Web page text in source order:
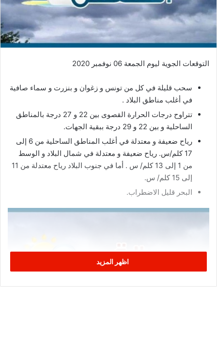
التوقعات الجوية ليوم الجمعة 06 نوفمبر 2020
سحب قليلة في كل من تونس و زغوان و بنزرت و سماء صافية
في أغلب مناطق البلاد .
تتراوح درجات الحرارة القصوى بين 22 و 27 درجة بالمناطق
الساحلية و بين 22 و 29 درجة ببقية الجهات.
رياح ضعيفة و معتدلة في أغلب المناطق الساحلية من 6 إلى
17 كلم/س. رياح ضعيفة و معتدلة في شمال البلاد و الوسط
من 1 إلى 13 كلم/ س . أما في جنوب البلاد رياح معتدلة من 11
إلى 15 كلم/ س.
البحر قليل الاضطراب.
اظهر المزيد